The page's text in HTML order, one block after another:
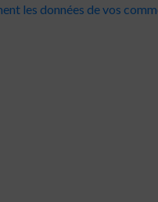
les données de vos